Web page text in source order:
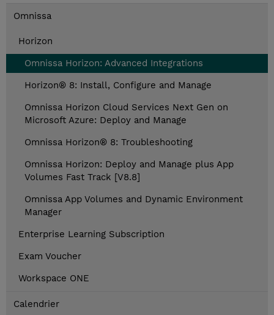
Omnissa
Horizon
Omnissa Horizon: Advanced Integrations
Horizon® 8: Install, Configure and Manage
Omnissa Horizon Cloud Services Next Gen on
Microsoft Azure: Deploy and Manage
Omnissa Horizon® 8: Troubleshooting
Omnissa Horizon: Deploy and Manage plus App
Volumes Fast Track [V8.8]
Omnissa App Volumes and Dynamic Environment
Manager
Enterprise Learning Subscription
Exam Voucher
Workspace ONE
Calendrier